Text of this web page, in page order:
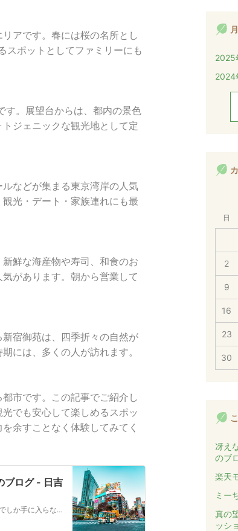
アです。春には桜の名所とし
スポットとしてファミリーにも
す。展望台からは、都内の景色
ジェニックな観光地として定
などが集まる東京湾岸の人気
光・デート・家族連れにも最
鮮な海産物や寿司、和食のお
があります。朝から営業して
宿御苑は、四季折々の自然が
には、多くの人が訪れます。
市です。この記事でご紹介し
でも安心して楽しめるスポッ
余すことなく体験してみてく
ブログ - 日吉
東京はその歴史や文化、現代的な魅力が融合した都市であり、ここでしか手に入らないオリジナルのおみやげが数多く存在します。旅行者や地元の方々にとって、東京独自のデザインや味わいが詰まった限定品は、思い出作りや大切な人への贈り物に最適です。本記事では、他では見かけることのない東京限定のおみやげを15点紹介し、それぞれの特徴や購入場所、魅力について詳しく解説します。…
2025
2024
日
2
9
16
23
30
冴え
のブ
楽天
ミー
真の
ッシ